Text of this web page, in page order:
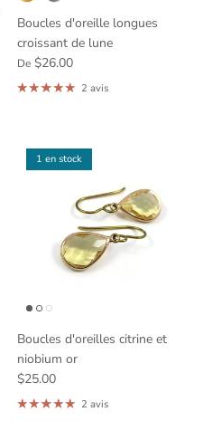
Boucles d'oreille longues
croissant de lune
De $26.00
2 avis
1 en stock
Boucles d'oreilles citrine et
niobium or
$25.00
2 avis